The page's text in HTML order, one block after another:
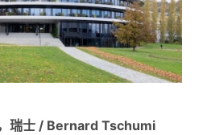
瑞士 / Bernard Tschumi